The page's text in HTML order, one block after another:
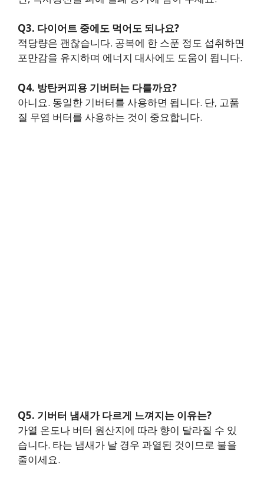
Q3. 다이어트 중에도 먹어도 되나요?
적당량은 괜찮습니다. 공복에 한 스푼 정도 섭취하면
포만감을 유지하며 에너지 대사에도 도움이 됩니다.
Q4. 방탄커피용 기버터는 다를까요?
아니요. 동일한 기버터를 사용하면 됩니다. 단, 고품
질 무염 버터를 사용하는 것이 중요합니다.
Q5. 기버터 냄새가 다르게 느껴지는 이유는?
가열 온도나 버터 원산지에 따라 향이 달라질 수 있
습니다. 타는 냄새가 날 경우 과열된 것이므로 불을
줄이세요.